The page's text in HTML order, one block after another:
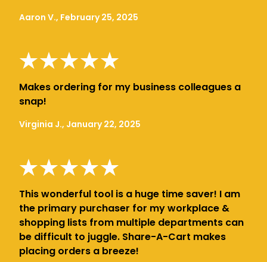
Aaron V., February 25, 2025
Makes ordering for my business colleagues a
snap!
Virginia J., January 22, 2025
This wonderful tool is a huge time saver! I am
the primary purchaser for my workplace &
shopping lists from multiple departments can
be difficult to juggle. Share-A-Cart makes
placing orders a breeze!